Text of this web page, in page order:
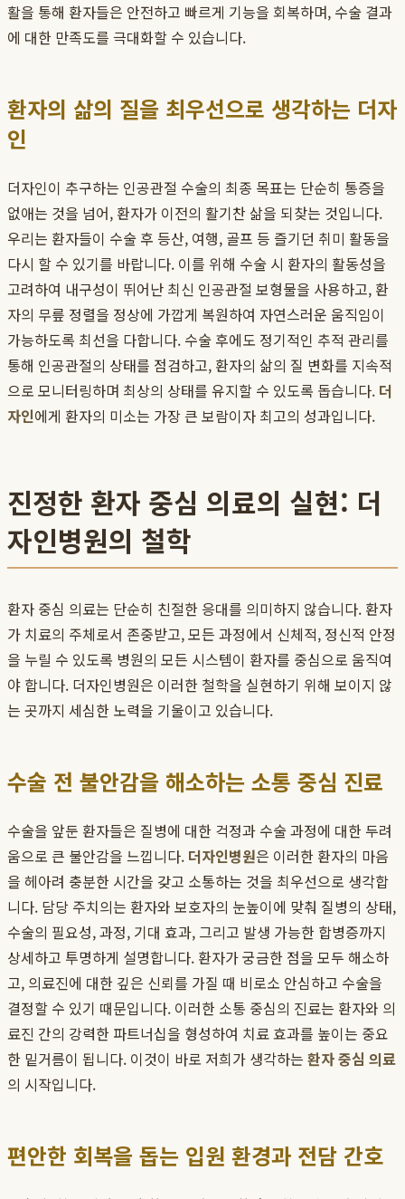
활을 통해 환자들은 안전하고 빠르게 기능을 회복하며, 수술 결과
에 대한 만족도를 극대화할 수 있습니다.
환자의 삶의 질을 최우선으로 생각하는 더자
인
더자인이 추구하는 인공관절 수술의 최종 목표는 단순히 통증을
없애는 것을 넘어, 환자가 이전의 활기찬 삶을 되찾는 것입니다.
우리는 환자들이 수술 후 등산, 여행, 골프 등 즐기던 취미 활동을
다시 할 수 있기를 바랍니다. 이를 위해 수술 시 환자의 활동성을
고려하여 내구성이 뛰어난 최신 인공관절 보형물을 사용하고, 환
자의 무릎 정렬을 정상에 가깝게 복원하여 자연스러운 움직임이
가능하도록 최선을 다합니다. 수술 후에도 정기적인 추적 관리를
통해 인공관절의 상태를 점검하고, 환자의 삶의 질 변화를 지속적
으로 모니터링하며 최상의 상태를 유지할 수 있도록 돕습니다. 더
자인에게 환자의 미소는 가장 큰 보람이자 최고의 성과입니다.
진정한 환자 중심 의료의 실현: 더
자인병원의 철학
환자 중심 의료는 단순히 친절한 응대를 의미하지 않습니다. 환자
가 치료의 주체로서 존중받고, 모든 과정에서 신체적, 정신적 안정
을 누릴 수 있도록 병원의 모든 시스템이 환자를 중심으로 움직여
야 합니다. 더자인병원은 이러한 철학을 실현하기 위해 보이지 않
는 곳까지 세심한 노력을 기울이고 있습니다.
수술 전 불안감을 해소하는 소통 중심 진료
수술을 앞둔 환자들은 질병에 대한 걱정과 수술 과정에 대한 두려
움으로 큰 불안감을 느낍니다. 더자인병원은 이러한 환자의 마음
을 헤아려 충분한 시간을 갖고 소통하는 것을 최우선으로 생각합
니다. 담당 주치의는 환자와 보호자의 눈높이에 맞춰 질병의 상태,
수술의 필요성, 과정, 기대 효과, 그리고 발생 가능한 합병증까지
상세하고 투명하게 설명합니다. 환자가 궁금한 점을 모두 해소하
고, 의료진에 대한 깊은 신뢰를 가질 때 비로소 안심하고 수술을
결정할 수 있기 때문입니다. 이러한 소통 중심의 진료는 환자와 의
료진 간의 강력한 파트너십을 형성하여 치료 효과를 높이는 중요
한 밑거름이 됩니다. 이것이 바로 저희가 생각하는 환자 중심 의료
의 시작입니다.
편안한 회복을 돕는 입원 환경과 전담 간호